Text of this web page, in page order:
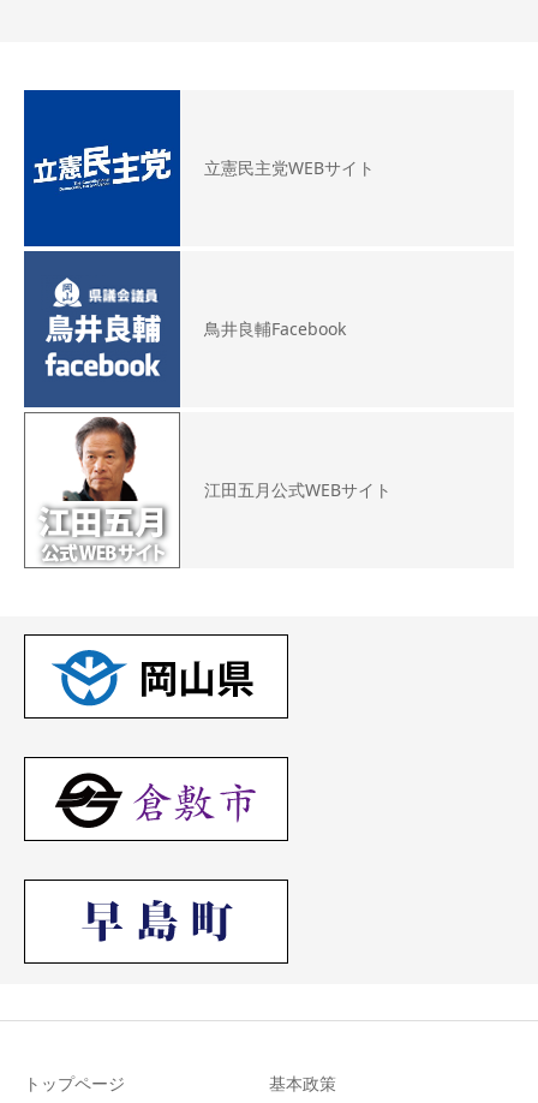
立憲民主党WEBサイト
鳥井良輔Facebook
江田五月公式WEBサイト
トップページ 基本政策